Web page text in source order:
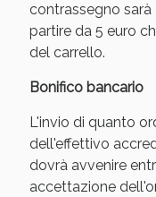
contrassegno
partire da 5 euro
del carrello.
Bonifico bancario
L'invio di quanto
dell'effettivo
dovrà avvenire
accettazione
Benessere